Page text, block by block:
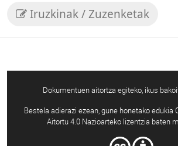
Iruzkinak / Zuzenketak
Dokumentuen aitortza egiteko, ikus
Bestela adierazi ezean, gune honetako edukia
Aitortu 4.0 Nazioarteko lizentzia baten